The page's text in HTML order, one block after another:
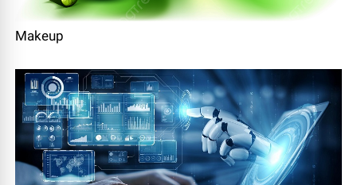
Makeup